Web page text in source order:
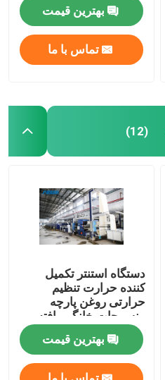
بهترین قیمت
تماس با ما
(12)
دستگاه استنتر تکمیل
کننده حرارت تنظیم
حرارتی روغن پارچه
منسوجات خانگی بافته
شده
بهترین قیمت